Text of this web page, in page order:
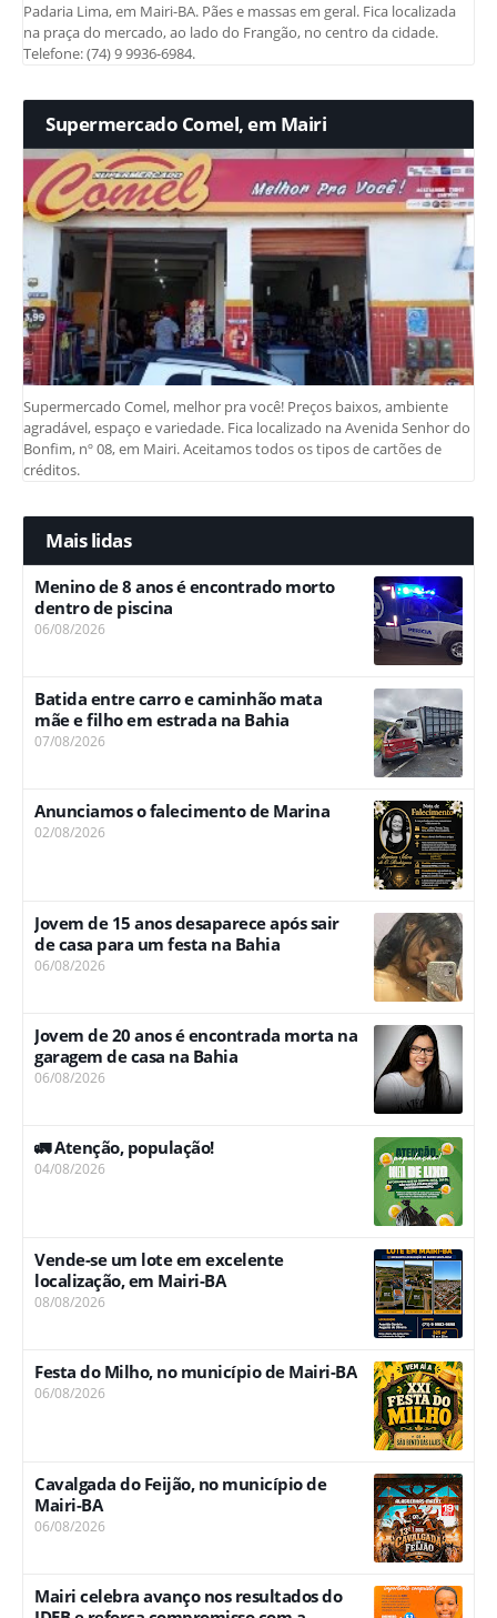
Padaria Lima, em Mairi-BA. Pães e massas em geral. Fica localizada
na praça do mercado, ao lado do Frangão, no centro da cidade.
Telefone: (74) 9 9936-6984.
Supermercado Comel, em Mairi
Supermercado Comel, melhor pra você! Preços baixos, ambiente
agradável, espaço e variedade. Fica localizado na Avenida Senhor do
Bonfim, nº 08, em Mairi. Aceitamos todos os tipos de cartões de
créditos.
Mais lidas
Menino de 8 anos é encontrado morto
dentro de piscina
06/08/2026
Batida entre carro e caminhão mata
mãe e filho em estrada na Bahia
07/08/2026
Anunciamos o falecimento de Marina
02/08/2026
Jovem de 15 anos desaparece após sair
de casa para um festa na Bahia
06/08/2026
Jovem de 20 anos é encontrada morta na
garagem de casa na Bahia
06/08/2026
🚛 Atenção, população!
04/08/2026
Vende-se um lote em excelente
localização, em Mairi-BA
08/08/2026
Festa do Milho, no município de Mairi-BA
06/08/2026
Cavalgada do Feijão, no município de
Mairi-BA
06/08/2026
Mairi celebra avanço nos resultados do